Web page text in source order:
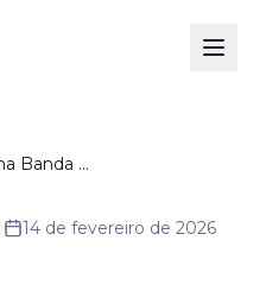
Quanto Custa uma Banda para Casamento em São Paulo?
14 de fevereiro de 2026